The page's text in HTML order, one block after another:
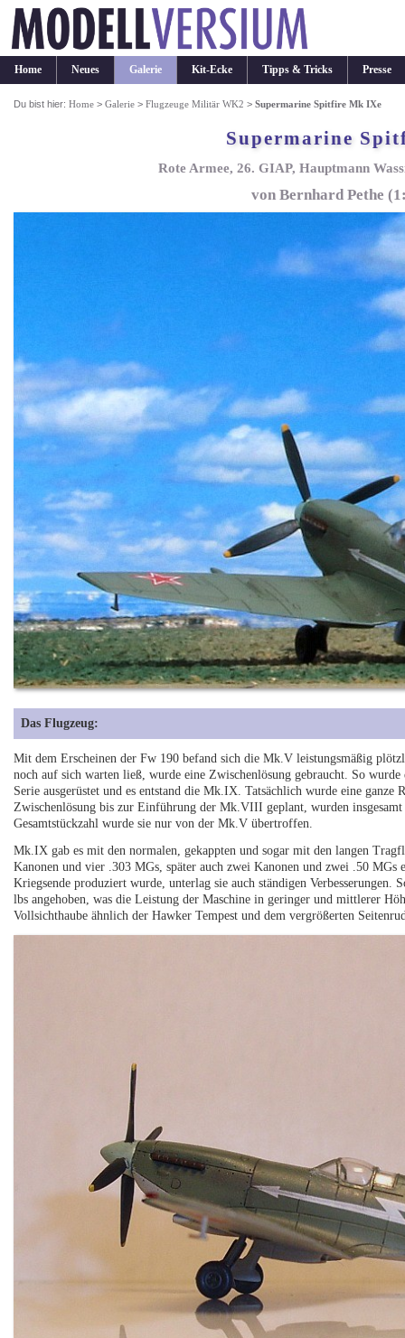
Home Neues Galerie Kit-Ecke Tipps & Tricks Presse
Du bist hier:Home >Galerie >Flugzeuge Militär WK2 >Supermarine Spitfire Mk IXe
Supermarine
Rote Armee, 26. GIAP, Hauptmann
von Bernhard Pethe
Das Flugzeug:
Mit dem Erscheinen der Fw 190 befand sich die Mk.V leistungsmäßig
noch auf sich warten ließ, wurde eine Zwischenlösung gebraucht. So
Serie ausgerüstet und es entstand die Mk.IX. Tatsächlich wurde eine
Zwischenlösung bis zur Einführung der Mk.VIII geplant, wurden
Gesamtstückzahl wurde sie nur von der Mk.V übertroffen.
Mk.IX gab es mit den normalen, gekappten und sogar mit den langen
Kanonen und vier .303 MGs, später auch zwei Kanonen und zwei .50
Kriegsende produziert wurde, unterlag sie auch ständigen Verbesserungen.
lbs angehoben, was die Leistung der Maschine in geringer und mittlerer
Vollsichthaube ähnlich der Hawker Tempest und dem vergrößerten